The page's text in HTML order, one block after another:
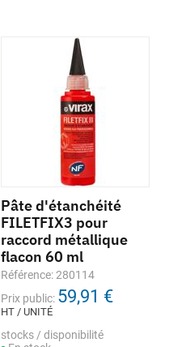
Pâte d'étanchéité
FILETFIX3 pour
raccord métallique
flacon 60 ml
Référence: 280114
Prix public: 59,91 €
HT / UNITÉ
stocks / disponibilité